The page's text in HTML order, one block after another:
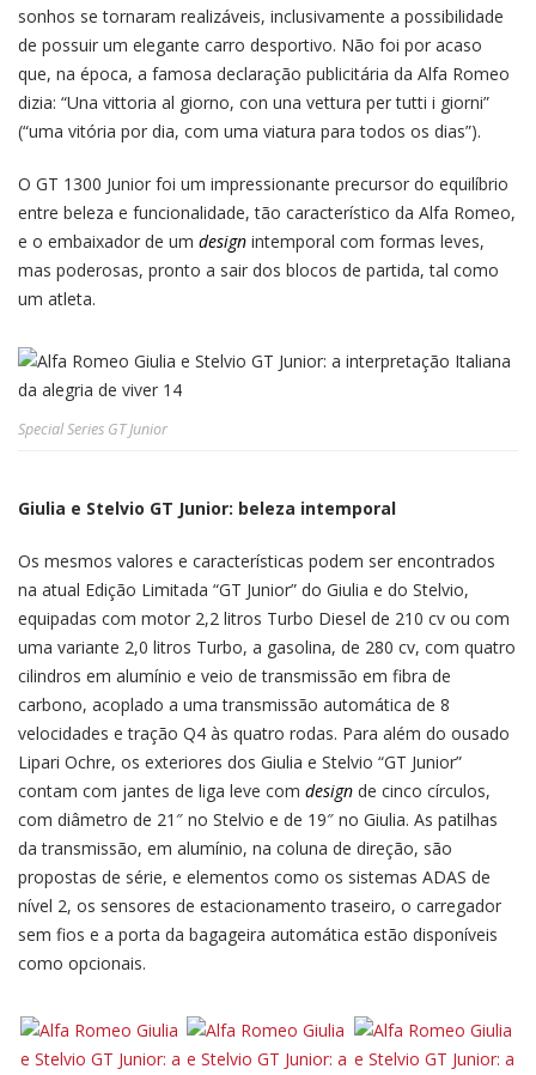
sonhos se tornaram realizáveis, inclusivamente a possibilidade
de possuir um elegante carro desportivo. Não foi por acaso
que, na época, a famosa declaração publicitária da Alfa Romeo
dizia: “Una vittoria al giorno, con una vettura per tutti i giorni”
(“uma vitória por dia, com uma viatura para todos os dias”).
O GT 1300 Junior foi um impressionante precursor do equilíbrio
entre beleza e funcionalidade, tão característico da Alfa Romeo,
e o embaixador de um design intemporal com formas leves,
mas poderosas, pronto a sair dos blocos de partida, tal como
um atleta.
Special Series GT Junior
Giulia e Stelvio GT Junior: beleza intemporal
Os mesmos valores e características podem ser encontrados
na atual Edição Limitada “GT Junior” do Giulia e do Stelvio,
equipadas com motor 2,2 litros Turbo Diesel de 210 cv ou com
uma variante 2,0 litros Turbo, a gasolina, de 280 cv, com quatro
cilindros em alumínio e veio de transmissão em fibra de
carbono, acoplado a uma transmissão automática de 8
velocidades e tração Q4 às quatro rodas. Para além do ousado
Lipari Ochre, os exteriores dos Giulia e Stelvio “GT Junior”
contam com jantes de liga leve com design de cinco círculos,
com diâmetro de 21″ no Stelvio e de 19″ no Giulia. As patilhas
da transmissão, em alumínio, na coluna de direção, são
propostas de série, e elementos como os sistemas ADAS de
nível 2, os sensores de estacionamento traseiro, o carregador
sem fios e a porta da bagageira automática estão disponíveis
como opcionais.